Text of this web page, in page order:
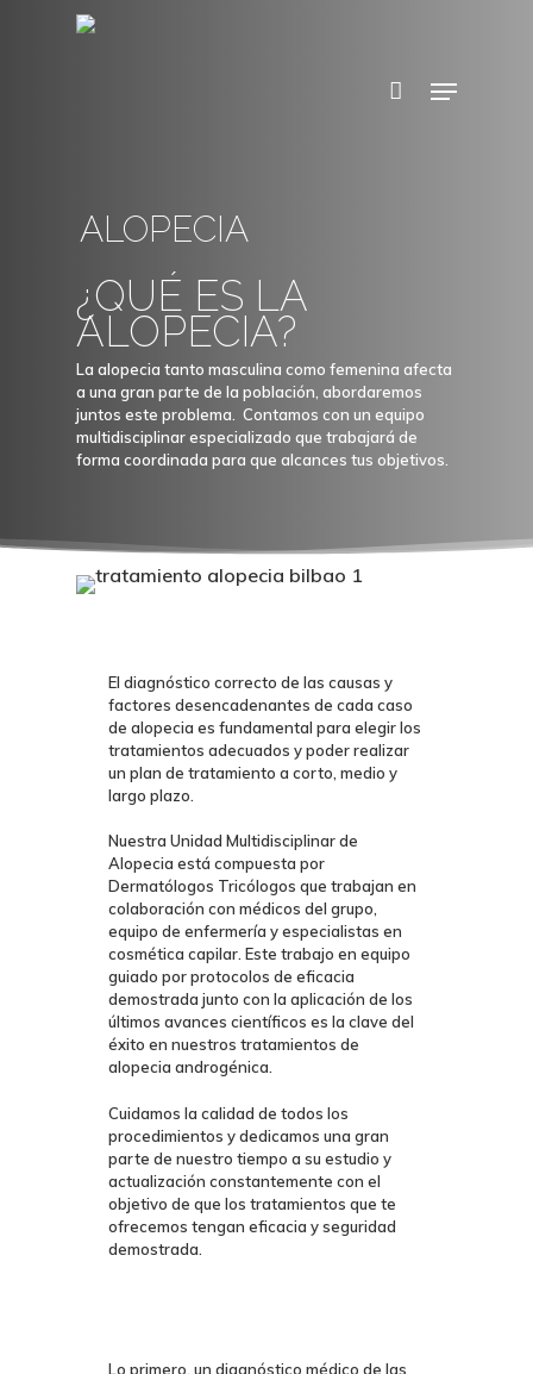
ALOPECIA
¿QUÉ ES LA
ALOPECIA?
La alopecia tanto masculina como femenina afecta
a una gran parte de la población, abordaremos
juntos este problema. Contamos con un equipo
multidisciplinar especializado que trabajará de
forma coordinada para que alcances tus objetivos.
El diagnóstico correcto de las causas y
factores desencadenantes de cada caso
de alopecia es fundamental para elegir los
tratamientos adecuados y poder realizar
un plan de tratamiento a corto, medio y
largo plazo.
Nuestra Unidad Multidisciplinar de
Alopecia está compuesta por
Dermatólogos Tricólogos que trabajan en
colaboración con médicos del grupo,
equipo de enfermería y especialistas en
cosmética capilar. Este trabajo en equipo
guiado por protocolos de eficacia
demostrada junto con la aplicación de los
últimos avances científicos es la clave del
éxito en nuestros tratamientos de
alopecia androgénica.
Cuidamos la calidad de todos los
procedimientos y dedicamos una gran
parte de nuestro tiempo a su estudio y
actualización constantemente con el
objetivo de que los tratamientos que te
ofrecemos tengan eficacia y seguridad
demostrada.
Lo primero, un diagnóstico médico de las